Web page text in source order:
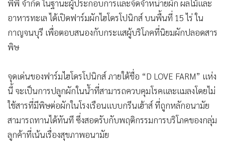
• Motoring
• เกม
• วิทยาศาสตร์
• SMEs
• อินโดจีน
• กองทุนรวม
• Celeb Online
Factcheck
•
พีพี จำกัด ในฐานะผู้ประกอบการและจัดจำหน่ายผัก ผลไม้และ
อาหารทะเล ได้เปิดฟาร์มผักไฮโดรโปนิกส์ บนพื้นที่ 15 ไร่ ใน
กาญจนบุรี เพื่อตอบสนองกับกระแสผู้บริโภคที่นิยมผักปลอดสาร
พิษ
จุดเด่นของฟาร์มไฮโดรโปนิกส์ ภายใต้ชื่อ “D LOVE FARM” แห่ง
นี้ จะเป็นการปลูกผักในน้ำที่สามารถควบคุมโรคและแมลงโดยไม่
ใช้สารที่มีพิษต่อผักในโรงเรือนแบบกรีนเฮ้าส์ ที่ถูกหลักอนามัย
สามารถทานได้ทันที ซึ่งสอดรับกับพฤติกรรมการบริโภคของกลุ่ม
ลูกค้าที่เน้นเรื่องสุขภาพอนามัย